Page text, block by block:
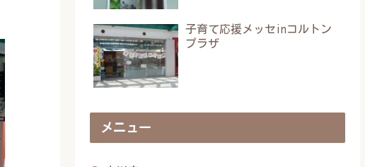
子育て応援メッセinコルトン
プラザ
メニュー